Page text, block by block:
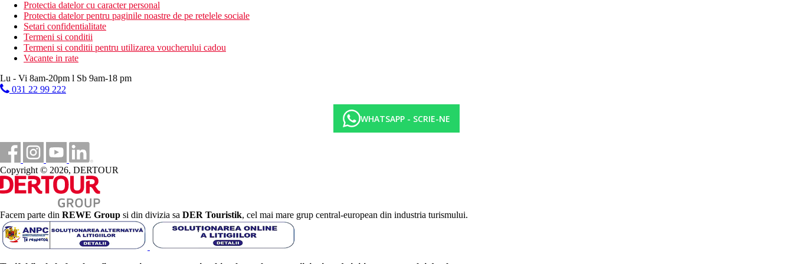
17 km
Centrul orasului
16 km
Distanta de cel mai apropiat aeroport
200 m
Magazine
teren de golf
Plaja
Sezlonguri pe plaja contra cost
Umbrele pe plaja contra cost
Vacanta la plaja
Piscine
Protectia datelor cu caracter personal
Protectia datelor pentru paginile noastre de pe retelele sociale
Setari confidentialitate
Termeni si conditii
Termeni si conditii pentru utilizarea voucherului cadou
Vacante in rate
Lu - Vi 8am-20pm l Sb 9am-18 pm
031 22 99 222
WHATSAPP - SCRIE-NE
Copyright © 2026, DERTOUR
Facem parte din REWE Group si din divizia sa DER Touristik, cel mai mare grup central-european din industria turismului.